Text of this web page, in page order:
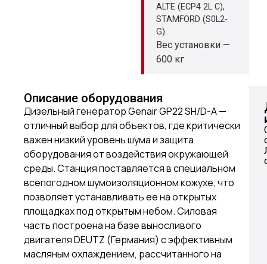
ALTE (ECP4 2L C),
STAMFORD (S0L2-
G).
Вес установки —
600 кг
Описание оборудования
Дизельный генератор Genair GP22 SH/D-A —
отличный выбор для объектов, где критически
важен низкий уровень шума и защита
оборудования от воздействия окружающей
среды. Станция поставляется в специальном
всепогодном шумоизоляционном кожухе, что
позволяет устанавливать ее на открытых
площадках под открытым небом. Силовая
часть построена на базе выносливого
двигателя DEUTZ (Германия) с эффективным
масляным охлаждением, рассчитанного на